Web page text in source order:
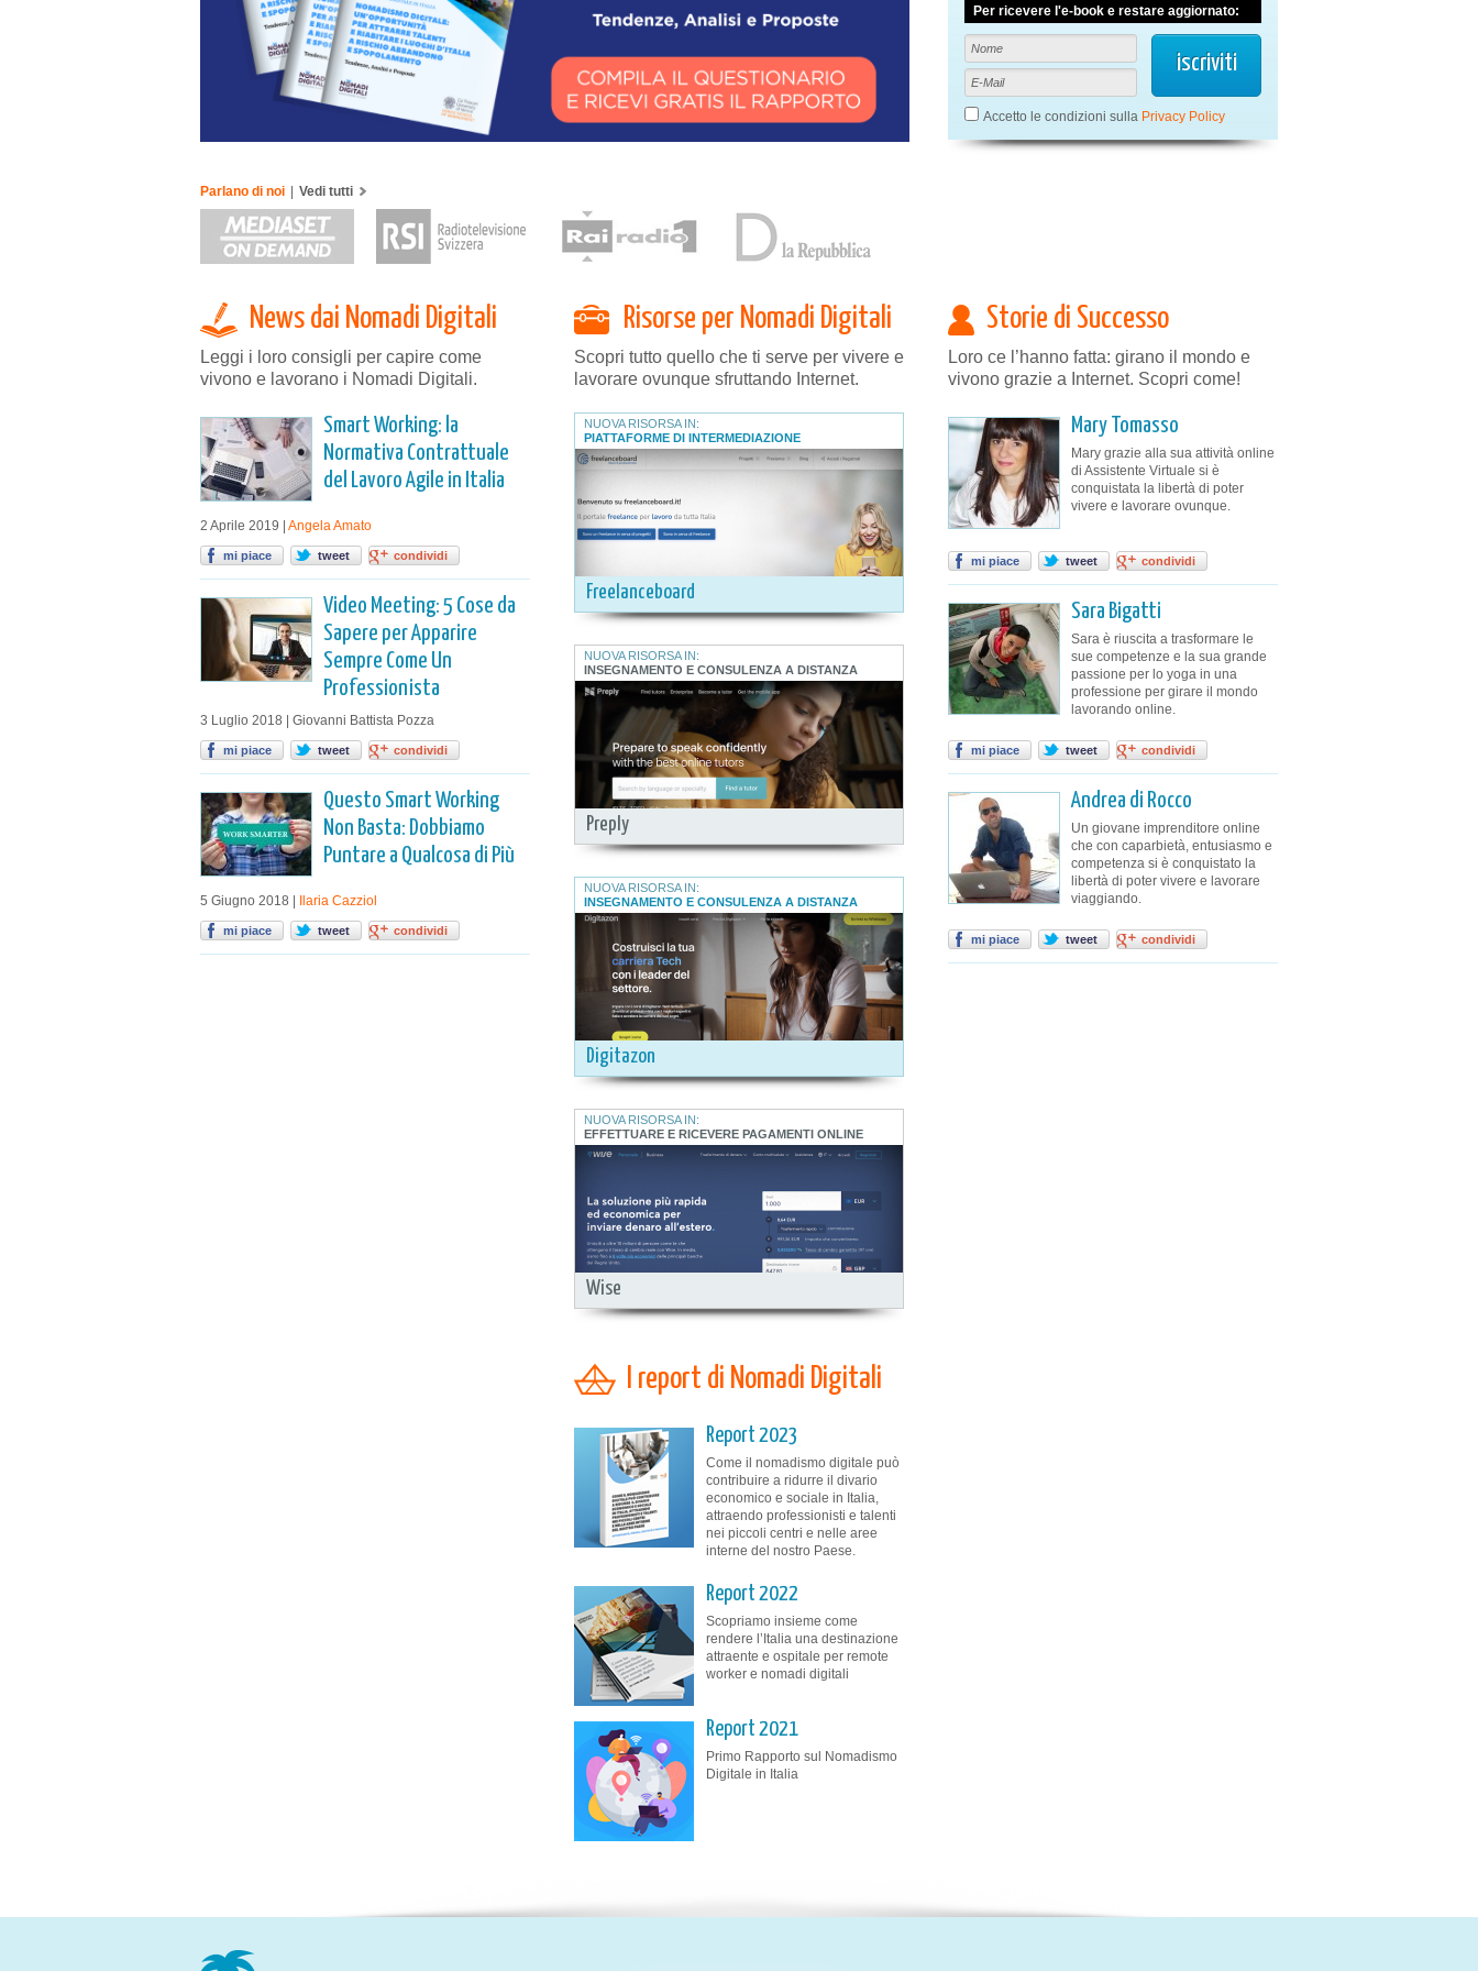
Per ricevere l'e-book e restare aggiornato:
Accetto le condizioni sulla Privacy Policy
Parlano di noi | Vedi tutti
News dai Nomadi Digitali
Leggi i loro consigli per capire come
vivono e lavorano i Nomadi Digitali.
Smart Working: la
Normativa Contrattuale
del Lavoro Agile in Italia
2 Aprile 2019 | Angela Amato
mi piace tweet condividi
Video Meeting: 5 Cose da
Sapere per Apparire
Sempre Come Un
Professionista
3 Luglio 2018 | Giovanni Battista Pozza
mi piace tweet condividi
Questo Smart Working
Non Basta: Dobbiamo
Puntare a Qualcosa di Più
5 Giugno 2018 | Ilaria Cazziol
mi piace tweet condividi
Risorse per Nomadi Digitali
Scopri tutto quello che ti serve per vivere e
lavorare ovunque sfruttando Internet.
Freelanceboard
NUOVA RISORSA IN:
PIATTAFORME DI INTERMEDIAZIONE
Preply
NUOVA RISORSA IN:
INSEGNAMENTO E CONSULENZA A DISTANZA
Digitazon
NUOVA RISORSA IN:
INSEGNAMENTO E CONSULENZA A DISTANZA
Wise
NUOVA RISORSA IN:
EFFETTUARE E RICEVERE PAGAMENTI ONLINE
I report di Nomadi Digitali
Report 2023
Come il nomadismo digitale può
contribuire a ridurre il divario
economico e sociale in Italia,
attraendo professionisti e talenti
nei piccoli centri e nelle aree
interne del nostro Paese.
Report 2022
Scopriamo insieme come
rendere l’Italia una destinazione
attraente e ospitale per remote
worker e nomadi digitali
Report 2021
Primo Rapporto sul Nomadismo
Digitale in Italia
Storie di Successo
Loro ce l’hanno fatta: girano il mondo e
vivono grazie a Internet. Scopri come!
Mary Tomasso
Mary grazie alla sua attività online
di Assistente Virtuale si è
conquistata la libertà di poter
vivere e lavorare ovunque.
mi piace tweet condividi
Sara Bigatti
Sara è riuscita a trasformare le
sue competenze e la sua grande
passione per lo yoga in una
professione per girare il mondo
lavorando online.
mi piace tweet condividi
Andrea di Rocco
Un giovane imprenditore online
che con caparbietà, entusiasmo e
competenza si è conquistato la
libertà di poter vivere e lavorare
viaggiando.
mi piace tweet condividi